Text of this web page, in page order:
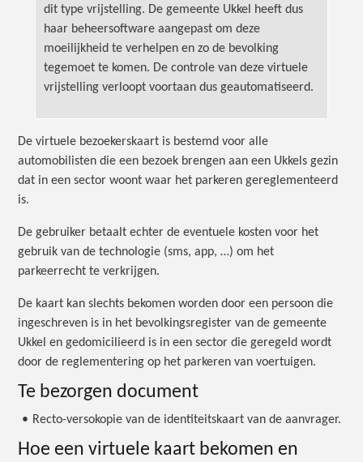
dit type vrijstelling. De gemeente Ukkel heeft dus
haar beheersoftware aangepast om deze
moeilijkheid te verhelpen en zo de bevolking
tegemoet te komen. De controle van deze virtuele
vrijstelling verloopt voortaan dus geautomatiseerd.
De virtuele bezoekerskaart is bestemd voor alle
automobilisten die een bezoek brengen aan een Ukkels gezin
dat in een sector woont waar het parkeren gereglementeerd
is.
De gebruiker betaalt echter de eventuele kosten voor het
gebruik van de technologie (sms, app, …) om het
parkeerrecht te verkrijgen.
De kaart kan slechts bekomen worden door een persoon die
ingeschreven is in het bevolkingsregister van de gemeente
Ukkel en gedomicilieerd is in een sector die geregeld wordt
door de reglementering op het parkeren van voertuigen.
Te bezorgen document
• Recto-versokopie van de identiteitskaart van de aanvrager.
Hoe een virtuele kaart bekomen en